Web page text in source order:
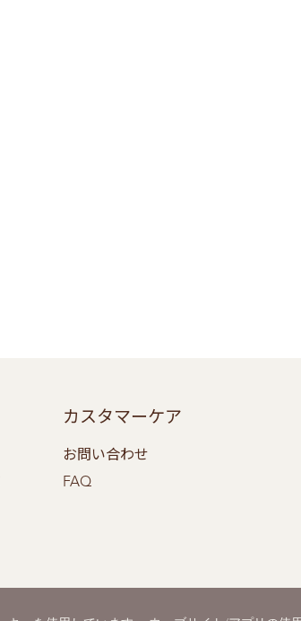
カスタマーケア
お問い合わせ
FAQ